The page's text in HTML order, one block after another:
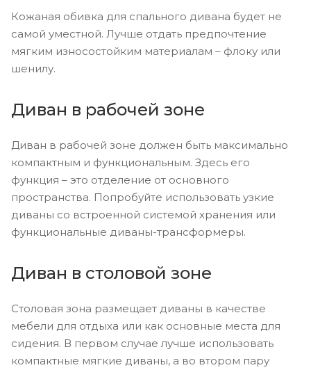
Кожаная обивка для спального дивана будет не
самой уместной. Лучше отдать предпочтение
мягким износостойким материалам – флоку или
шенилу.
Диван в рабочей зоне
Диван в рабочей зоне должен быть максимально
компактным и функциональным. Здесь его
функция – это отделение от основного
пространства. Попробуйте использовать узкие
диваны со встроенной системой хранения или
функциональные диваны-трансформеры.
Диван в столовой зоне
Столовая зона размещает диваны в качестве
мебели для отдыха или как основные места для
сидения. В первом случае лучше использовать
компактные мягкие диваны, а во втором пару